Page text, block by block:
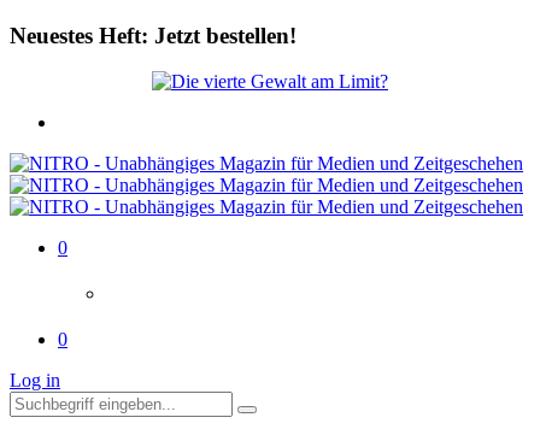
Neuestes Heft: Jetzt bestellen!
0
0
Log in